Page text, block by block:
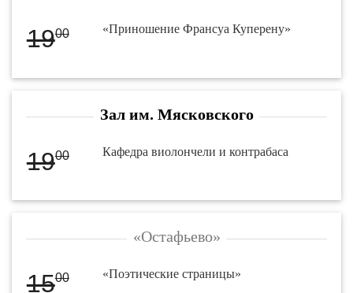
1900 «Приношение Франсуа Куперену»
Зал им. Мясковского
1900 Кафедра виолончели и контрабаса
«Остафьево»
1500 «Поэтические страницы»